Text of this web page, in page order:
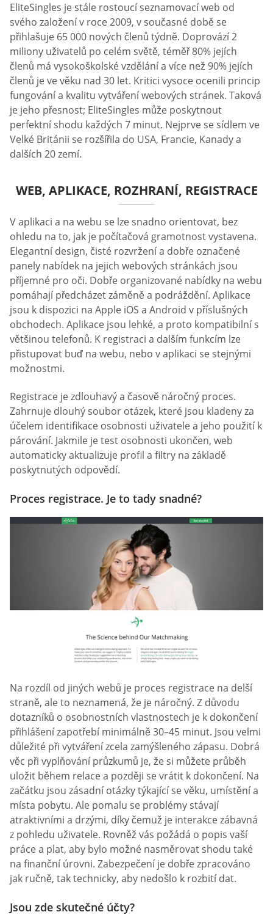
EliteSingles je stále rostoucí seznamovací web od
svého založení v roce 2009, v současné době se
přihlašuje 65 000 nových členů týdně. Doprovází 2
miliony uživatelů po celém světě, téměř 80% jejích
členů má vysokoškolské vzdělání a více než 90% jejích
členů je ve věku nad 30 let. Kritici vysoce ocenili princip
fungování a kvalitu vytváření webových stránek. Taková
je jeho přesnost; EliteSingles může poskytnout
perfektní shodu každých 7 minut. Nejprve se sídlem ve
Velké Británii se rozšířila do USA, Francie, Kanady a
dalších 20 zemí.
WEB, APLIKACE, ROZHRANÍ, REGISTRACE
V aplikaci a na webu se lze snadno orientovat, bez
ohledu na to, jak je počítačová gramotnost vystavena.
Elegantní design, čisté rozvržení a dobře označené
panely nabídek na jejich webových stránkách jsou
příjemné pro oči. Dobře organizované nabídky na webu
pomáhají předcházet záměně a podráždění. Aplikace
jsou k dispozici na Apple iOS a Android v příslušných
obchodech. Aplikace jsou lehké, a proto kompatibilní s
většinou telefonů. K registraci a dalším funkcím lze
přistupovat buď na webu, nebo v aplikaci se stejnými
možnostmi.
Registrace je zdlouhavý a časově náročný proces.
Zahrnuje dlouhý soubor otázek, které jsou kladeny za
účelem identifikace osobnosti uživatele a jeho použití k
párování. Jakmile je test osobnosti ukončen, web
automaticky aktualizuje profil a filtry na základě
poskytnutých odpovědí.
Proces registrace. Je to tady snadné?
Na rozdíl od jiných webů je proces registrace na delší
straně, ale to neznamená, že je náročný. Z důvodu
dotazníků o osobnostních vlastnostech je k dokončení
přihlášení zapotřebí minimálně 30–45 minut. Jsou velmi
důležité při vytváření zcela zamýšleného zápasu. Dobrá
věc při vyplňování průzkumů je, že si můžete průběh
uložit během relace a později se vrátit k dokončení. Na
začátku jsou zásadní otázky týkající se věku, umístění a
místa pobytu. Ale pomalu se problémy stávají
atraktivními a drzými, díky čemuž je interakce zábavná
z pohledu uživatele. Rovněž vás požádá o popis vaší
práce a plat, aby bylo možné nasměrovat shodu také
na finanční úrovni. Zabezpečení je dobře zpracováno
jak ručně, tak technicky, aby nedošlo k rozbití dat.
Jsou zde skutečné účty?